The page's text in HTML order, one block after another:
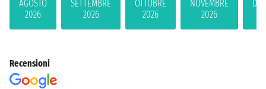
AGOSTO
2026
SETTEMBRE
2026
OTTOBRE
2026
NOVEMBRE
2026
Recensioni